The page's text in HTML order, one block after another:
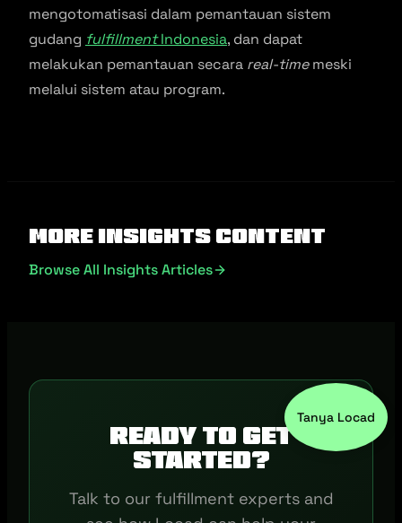
mengotomatisasi dalam pemantauan sistem
gudang fulfillmentIndonesia, dan dapat
melakukan pemantauan secara real-timemeski
melalui sistem atau program.
More Insights Content
Browse All Insights Articles
Ready to get
started?
Talk to our fulfillment experts and
Tanya Locad